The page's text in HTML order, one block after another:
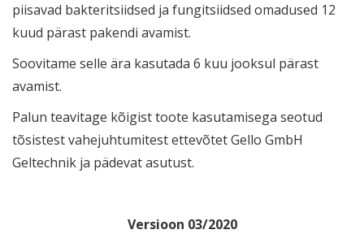
piisavad bakteritsiidsed ja fungitsiidsed omadused 12
kuud pärast pakendi avamist.
Soovitame selle ära kasutada 6 kuu jooksul pärast
avamist.
Palun teavitage kõigist toote kasutamisega seotud
tõsistest vahejuhtumitest ettevõtet Gello GmbH
Geltechnik ja pädevat asutust.
Versioon 03/2020